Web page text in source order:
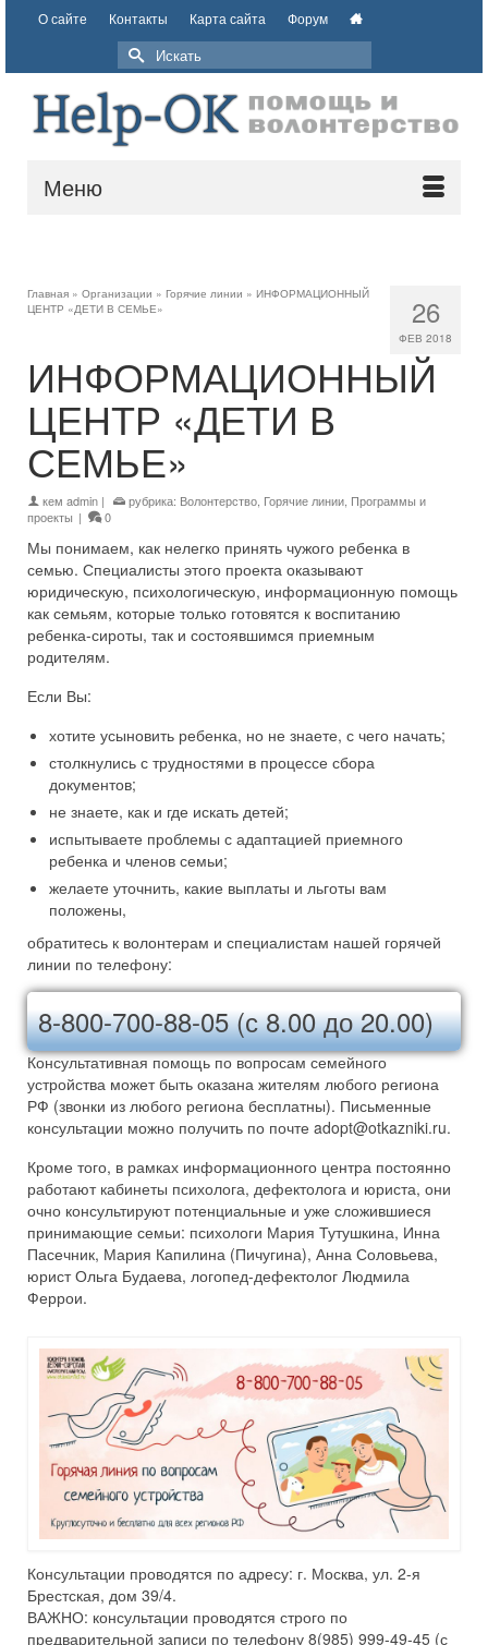
О сайте Контакты Карта сайта Форум
Меню
26
ФЕВ 2018
Главная » Организации » Горячие линии » ИНФОРМАЦИОННЫЙ
ЦЕНТР «ДЕТИ В СЕМЬЕ»
ИНФОРМАЦИОННЫЙ
ЦЕНТР «ДЕТИ В
СЕМЬЕ»
кем admin | рубрика: Волонтерство Горячие линии Программы и
проекты | 0
Мы понимаем, как нелегко принять чужого ребенка в
семью. Специалисты этого проекта оказывают
юридическую, психологическую, информационную помощь
как семьям, которые только готовятся к воспитанию
ребенка-сироты, так и состоявшимся приемным
родителям.
Если Вы:
хотите усыновить ребенка, но не знаете, с чего начать;
столкнулись с трудностями в процессе сбора
документов;
не знаете, как и где искать детей;
испытываете проблемы с адаптацией приемного
ребенка и членов семьи;
желаете уточнить, какие выплаты и льготы вам
положены,
обратитесь к волонтерам и специалистам нашей горячей
линии по телефону:
8-800-700-88-05 (с 8.00 до 20.00)
Консультативная помощь по вопросам семейного
устройства может быть оказана жителям любого региона
РФ (звонки из любого региона бесплатны). Письменные
консультации можно получить по почте adopt@otkazniki.ru.
Кроме того, в рамках информационного центра постоянно
работают кабинеты психолога, дефектолога и юриста, они
очно консультируют потенциальные и уже сложившиеся
принимающие семьи: психологи Мария Тутушкина, Инна
Пасечник, Мария Капилина (Пичугина), Анна Соловьева,
юрист Ольга Будаева, логопед-дефектолог Людмила
Феррои.
Консультации проводятся по адресу: г. Москва, ул. 2-я
Брестская, дом 39/4.
ВАЖНО: консультации проводятся строго по
предварительной записи по телефону 8(985) 999-49-45 (с